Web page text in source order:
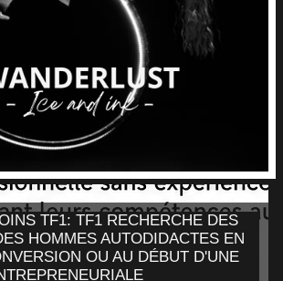
TF1: TF1 RECHERCHE DES
HOMMES AUTODIDACTES EN
OU AU DÉBUT D'UNE